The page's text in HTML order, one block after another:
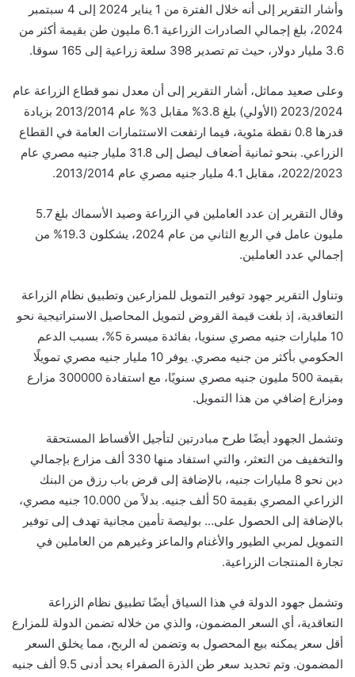
وأشار التقرير إلى أنه خلال الفترة من 1 يناير 2024 إلى 4 سبتمبر
2024، بلغ إجمالي الصادرات الزراعية 6.1 مليون طن بقيمة أكثر من
3.6 مليار دولار، حيث تم تصدير 398 سلعة زراعية إلى 165 سوقا.
وعلى صعيد مماثل، أشار التقرير إلى أن معدل نمو قطاع الزراعة عام
2023/2024 (الأولي) بلغ 3.8% مقابل 3% عام 2013/2014 بزيادة
قدرها 0.8 نقطة مئوية، فيما ارتفعت الاستثمارات العامة في القطاع
الزراعي. بنحو ثمانية أضعاف ليصل إلى 31.8 مليار جنيه مصري عام
2022/2023، مقابل 4.1 مليار جنيه مصري عام 2013/2014.
وقال التقرير إن عدد العاملين في الزراعة وصيد الأسماك بلغ 5.7
مليون عامل في الربع الثاني من عام 2024، يشكلون 19.3% من
إجمالي عدد العاملين.
وتناول التقرير جهود توفير التمويل للمزارعين وتطبيق نظام الزراعة
التعاقدية، إذ بلغت قيمة القروض لتمويل المحاصيل الاستراتيجية نحو
10 مليارات جنيه مصري سنويا، بفائدة ميسرة 5%، بسبب الدعم
الحكومي بأكثر من جنيه مصري. يوفر 10 مليار جنيه مصري تمويلًا
بقيمة 500 مليون جنيه مصري سنويًا، مع استفادة 300000 مزارع
ومزارع إضافي من هذا التمويل.
وتشمل الجهود أيضًا طرح مبادرتين لتأجيل الأقساط المستحقة
والتخفيف من التعثر، والتي استفاد منها 330 ألف مزارع بإجمالي
دين نحو 8 مليارات جنيه، بالإضافة إلى قرض باب رزق من البنك
الزراعي المصري بقيمة 50 ألف جنيه. بدلاً من 10.000 جنيه مصري،
بالإضافة إلى الحصول على… بوليصة تأمين مجانية تهدف إلى توفير
التمويل لمربي الطيور والأغنام والماعز وغيرهم من العاملين في
تجارة المنتجات الزراعية.
وتشمل جهود الدولة في هذا السياق أيضًا تطبيق نظام الزراعة
التعاقدية، أي السعر المضمون، والذي من خلاله تضمن الدولة للمزارع
أقل سعر يمكنه بيع المحصول به وتضمن له الربح، مما يخلق السعر
المضمون. وتم تحديد سعر طن الذرة الصفراء بحد أدنى 9.5 ألف جنيه